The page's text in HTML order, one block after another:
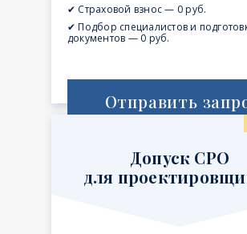
✔ Страховой взнос — 0 руб.
✔ Подбор специалистов и
документов — 0 руб.
Отправить
Допуск СРО
для